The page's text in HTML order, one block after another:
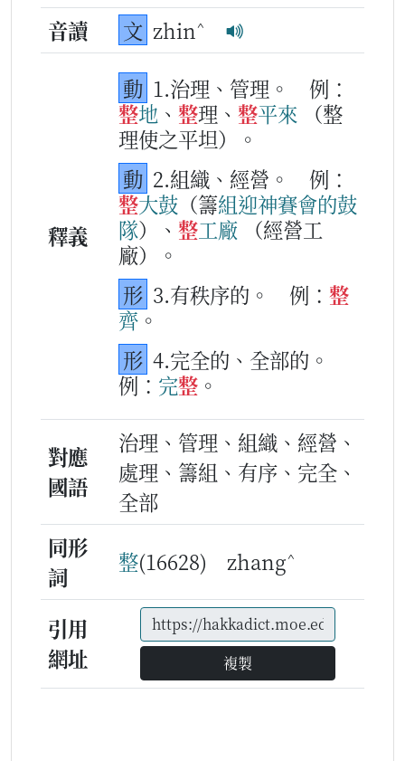
音讀 文 zhin^
釋義
動 1.治理、管理。
例：
整地 、 整理、 整平來
（整
理使之平坦）。
動 2.組織、經營。
例：
整大鼓 （籌組迎神賽會的鼓
隊）、 整工廠
（經營工
廠）。
形 3.有秩序的。 例： 整
齊。
形 4.完全的、全部的。
例： 完整 。
對應
國語
治理、管理、組織、經營、
處理、籌組、有序、完全、
全部
同形
詞
整(16628) zhang^
引用
網址
複製